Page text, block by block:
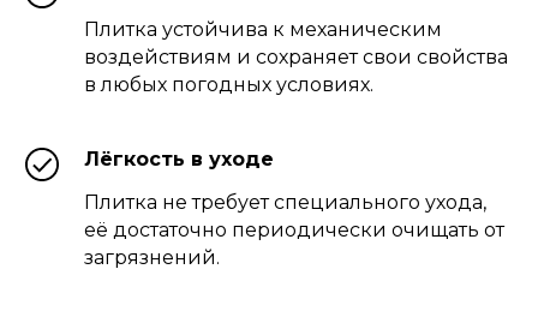
Плитка устойчива к механическим
воздействиям и сохраняет свои свойства
в любых погодных условиях.
Лёгкость в уходе
Плитка не требует специального ухода,
её достаточно периодически очищать от
загрязнений.